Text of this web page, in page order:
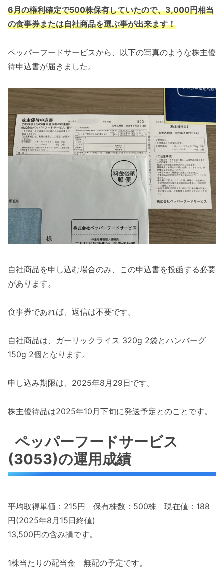
6月の権利確定で500株保有していたので、3,000円相当
の食事券または自社商品を選ぶ事が出来ます！
ペッパーフードサービスから、以下の写真のような株主優
待申込書が届きました。
自社商品を申し込む場合のみ、この申込書を投函する必要
があります。
食事券であれば、返信は不要です。
自社商品は、ガーリックライス 320g 2袋とハンバーグ
150g 2個となります。
申し込み期限は、2025年8月29日です。
株主優待品は2025年10月下旬に発送予定とのことです。
ペッパーフードサービス
(3053)の運用成績
平均取得単価：215円 保有株数：500株 現在値：188
円(2025年8月15日終値)
13,500円の含み損です。
1株当たりの配当金 無配の予定です。